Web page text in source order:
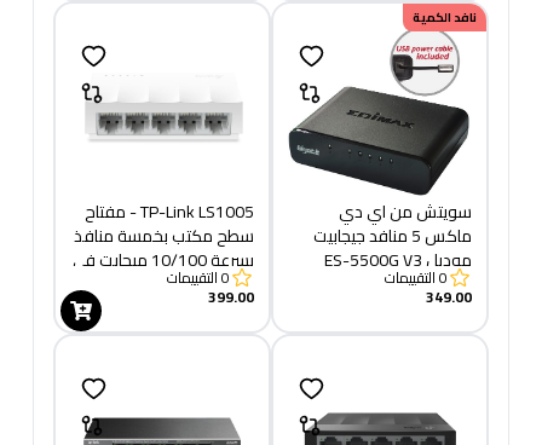
نافد الكمية
سويتش من اي دي
ماكس 5 منافد جيجابيت
موديل ES-5500G V3
0التقييمات
349.00
TP-Link LS1005 - مفتاح
سطح مكتب بخمسة منافذ
بسرعة 10/100 ميجابت في
الثانية
0التقييمات
399.00